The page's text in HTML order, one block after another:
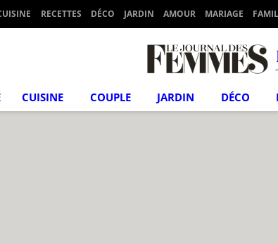
RECETTES DÉCO JARDIN AMOUR MARIAGE
CUISINE COUPLE JARDIN DÉCO